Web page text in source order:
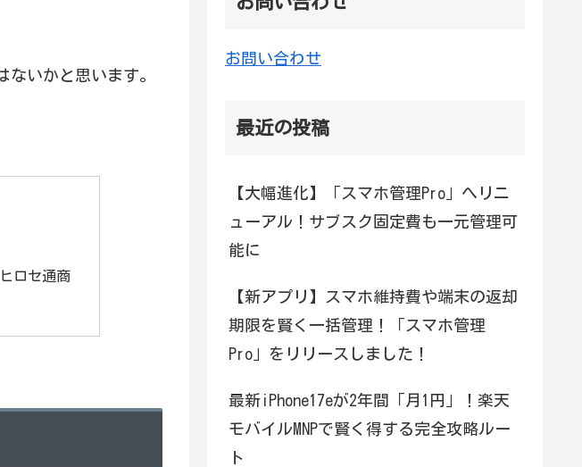
いかと思います。
ロセ通商
お問い合わせ
最近の投稿
【大幅進化】「スマホ管理Pro」へリニ
ューアル！サブスク固定費も一元管理可
能に
【新アプリ】スマホ維持費や端末の返却
期限を賢く一括管理！「スマホ管理
Pro」をリリースしました！
最新iPhone17eが2年間「月1円」！楽天
モバイルMNPで賢く得する完全攻略ルー
ト